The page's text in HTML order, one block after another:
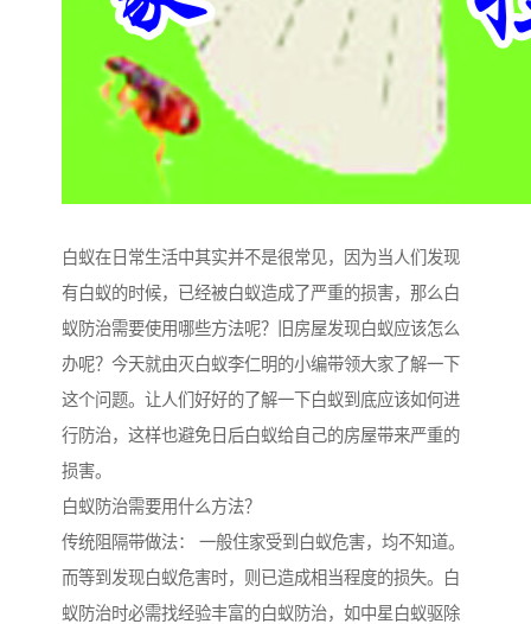
白蚁在日常生活中其实并不是很常见，因为当人们发现
有白蚁的时候，已经被白蚁造成了严重的损害，那么白
蚁防治需要使用哪些方法呢？旧房屋发现白蚁应该怎么
办呢？今天就由灭白蚁李仁明的小编带领大家了解一下
这个问题。让人们好好的了解一下白蚁到底应该如何进
行防治，这样也避免日后白蚁给自己的房屋带来严重的
损害。
白蚁防治需要用什么方法？
传统阻隔带做法： 一般住家受到白蚁危害，均不知道。
而等到发现白蚁危害时，则已造成相当程度的损失。白
蚁防治时必需找经验丰富的白蚁防治，如中星白蚁驱除